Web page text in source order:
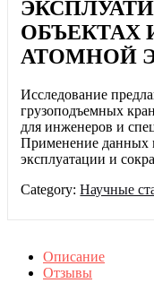
ОБЪЕКТАХ
АТОМНОЙ
Исследование
грузоподъемных
для инженеров и
Применение данных
эксплуатации и
Category:Научные
Описание
Отзывы